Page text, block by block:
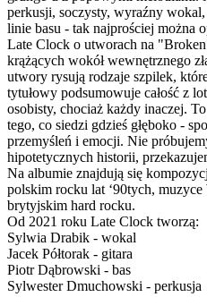
perkusji, soczysty, wyraźny
linie basu - tak najprościej można
Late Clock o utworach na
krążących wokół wewnętrznego
utwory rysują rodzaje szpilek,
tytułowy podsumowuje całość z
osobisty, chociaż każdy inaczej.
tego, co siedzi gdzieś głęboko -
przemyśleń i emocji. Nie
hipotetycznych historii,
Na albumie znajdują się
polskim rocku lat ‘90tych,
brytyjskim hard rocku.
Od 2021 roku Late Clock tworzą:
Sylwia Drabik - wokal
Jacek Półtorak - gitara
Piotr Dąbrowski - bas
Sylwester Dmuchowski - perkusja